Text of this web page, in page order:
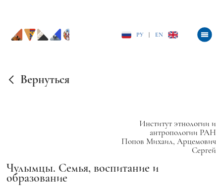
РУ EN
Вернуться
Институт этнологии и
антропологии РАН
Попов Михаил, Арцемович
Сергей
Чулымцы. Семья, воспитание и
образование